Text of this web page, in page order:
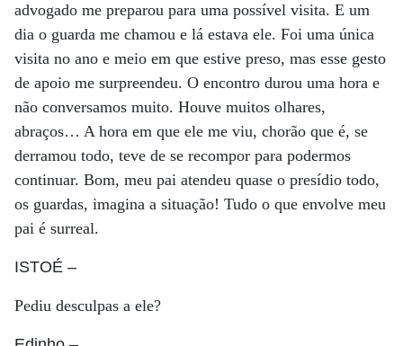
advogado me preparou para uma possível visita. E um
dia o guarda me chamou e lá estava ele. Foi uma única
visita no ano e meio em que estive preso, mas esse gesto
de apoio me surpreendeu. O encontro durou uma hora e
não conversamos muito. Houve muitos olhares,
abraços… A hora em que ele me viu, chorão que é, se
derramou todo, teve de se recompor para podermos
continuar. Bom, meu pai atendeu quase o presídio todo,
os guardas, imagina a situação! Tudo o que envolve meu
pai é surreal.
ISTOÉ –
Pediu desculpas a ele?